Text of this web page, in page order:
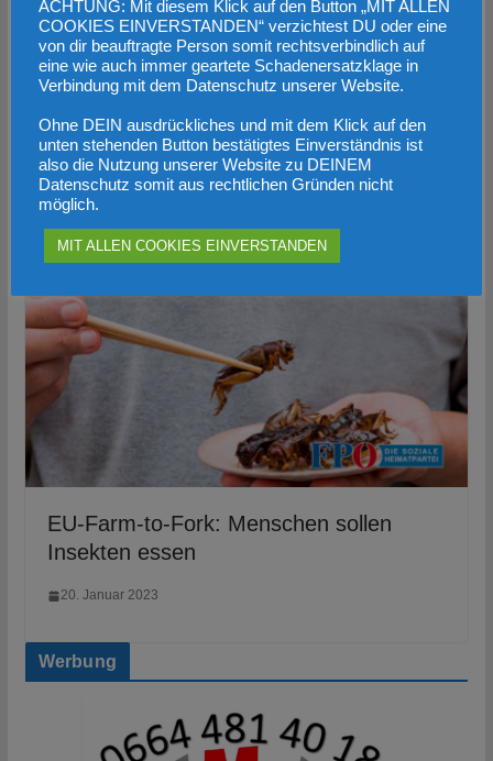
Maßnahmen gegen den Ärztemangel
24. Januar 2023
EU-Farm-to-Fork: Menschen sollen
Insekten essen
20. Januar 2023
Werbung
ACHTUNG: Mit diesem Klick auf den Button „MIT ALLEN
COOKIES EINVERSTANDEN“ verzichtest DU oder eine
von dir beauftragte Person somit rechtsverbindlich auf
eine wie auch immer geartete Schadenersatzklage in
Verbindung mit dem Datenschutz unserer Website.
Ohne DEIN ausdrückliches und mit dem Klick auf den
unten stehenden Button bestätigtes Einverständnis ist
also die Nutzung unserer Website zu DEINEM
Datenschutz somit aus rechtlichen Gründen nicht
möglich.
MIT ALLEN COOKIES EINVERSTANDEN